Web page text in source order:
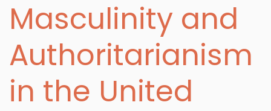
Masculinity and
Authoritarianism
in the United